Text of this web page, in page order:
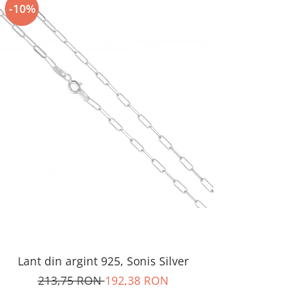
-10%
Lant din argint 925, Sonis Silver
213,75 RON192,38 RON